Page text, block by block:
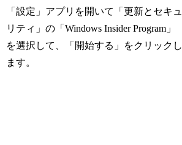
「設定」アプリを開いて「更新とセキュ
リティ」の「Windows Insider Program」
を選択して、「開始する」をクリックし
ます。